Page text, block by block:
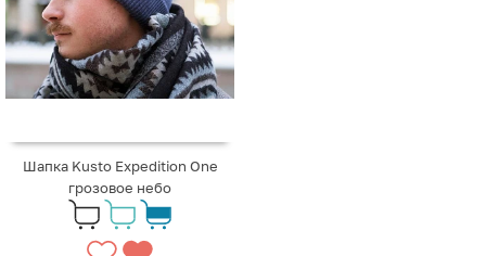
Шапка Kusto Expedition One
грозовое небо